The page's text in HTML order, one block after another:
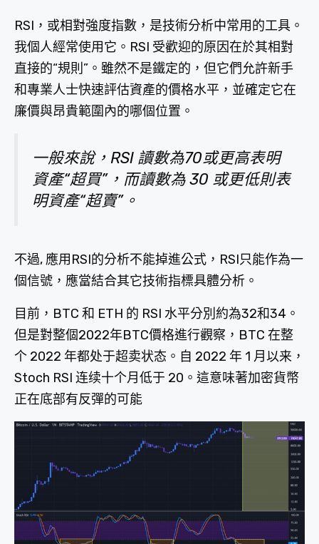
RSI，或相對強度指數，是技術分析中常用的工具。
我個人經常使用它。RSI 受歡迎的原因在於其相對
直接的“規則”。雖然不是鐵定的，但它們允許新手
和專業人士快速評估資產的價格水平，並確定它在
廉價與昂貴範圍內的哪個位置。
一般來說，RSI 讀數為70或更高表明
資產“超買”，而讀數為 30 或更低則表
明資產“超賣”。
不過, 應用RSI的分析不能掉進公式，RSI只能作為一
個信號，應當結合其它技術指標具體分析。
目前，BTC 和 ETH 的 RSI 水平分別約為32和34。
但是對整個2022年BTC價格進行觀察，BTC 在整
个 2022 年都处于超卖状态。自 2022 年 1 月以来，
Stoch RSI 连续十个月低于 20。這意味著加密貨幣
正在底部有反彈的可能